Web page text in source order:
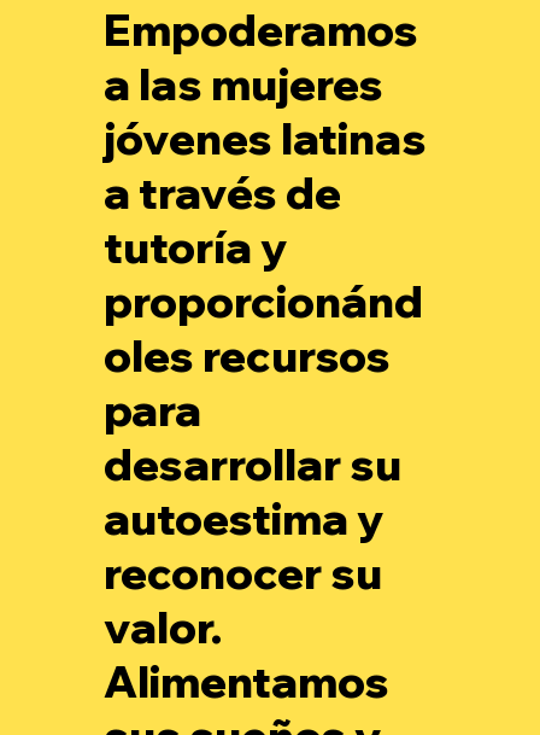
Empoderamos
a las mujeres
jóvenes latinas
a través de
tutoría y
proporcionánd
oles recursos
para
desarrollar su
autoestima y
reconocer su
valor.
Alimentamos